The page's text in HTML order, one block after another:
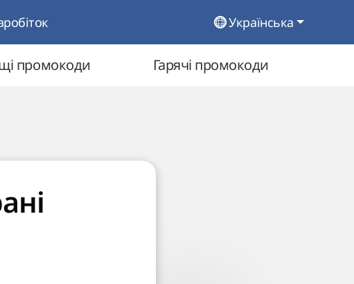
Українська
промокоди Гарячі промокоди